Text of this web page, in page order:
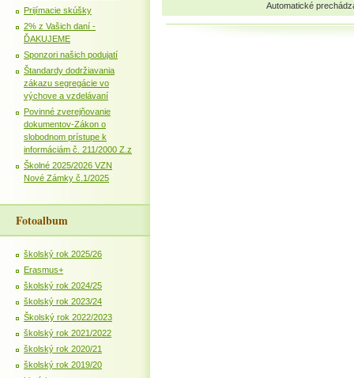
Automatické
Prijímacie skúšky
2% z Vašich daní -
ĎAKUJEME
Sponzori našich podujatí
Štandardy dodržiavania
zákazu segregácie vo
výchove a vzdelávaní
Povinné zverejňovanie
dokumentov-Zákon o
slobodnom prístupe k
informáciám č. 211/2000 Z.z
Školné 2025/2026 VZN
Nové Zámky č.1/2025
Fotoalbum
školský rok 2025/26
Erasmus+
školský rok 2024/25
školský rok 2023/24
Školský rok 2022/2023
školský rok 2021/2022
školský rok 2020/21
školský rok 2019/20